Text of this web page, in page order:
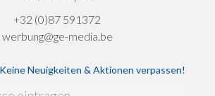
+32 (0)87 591372
werbung@ge-media.be
Neuigkeiten & Aktionen verpassen!